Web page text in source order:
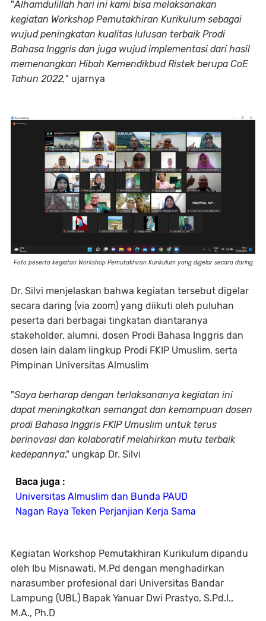
"Alhamdulillah hari ini kami bisa melaksanakan
kegiatan Workshop Pemutakhiran Kurikulum sebagai
wujud peningkatan kualitas lulusan terbaik Prodi
Bahasa Inggris dan juga wujud implementasi dari hasil
memenangkan Hibah Kemendikbud Ristek berupa CoE
Tahun 2022," ujarnya
Foto peserta kegiatan Workshop Pemutakhiran Kurikulum yang digelar secara daring
Dr. Silvi menjelaskan bahwa kegiatan tersebut digelar
secara daring (via zoom) yang diikuti oleh puluhan
peserta dari berbagai tingkatan diantaranya
stakeholder, alumni, dosen Prodi Bahasa Inggris dan
dosen lain dalam lingkup Prodi FKIP Umuslim, serta
Pimpinan Universitas Almuslim
"Saya berharap dengan terlaksananya kegiatan ini
dapat meningkatkan semangat dan kemampuan dosen
prodi Bahasa Inggris FKIP Umuslim untuk terus
berinovasi dan kolaboratif melahirkan mutu terbaik
kedepannya," ungkap Dr. Silvi
Baca juga :
Universitas Almuslim dan Bunda PAUD
Nagan Raya Teken Perjanjian Kerja Sama
Kegiatan Workshop Pemutakhiran Kurikulum dipandu
oleh Ibu Misnawati, M.Pd dengan menghadirkan
narasumber profesional dari Universitas Bandar
Lampung (UBL) Bapak Yanuar Dwi Prastyo, S.Pd.I.,
M.A., Ph.D